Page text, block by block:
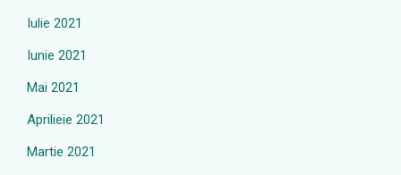
Iulie 2021
Iunie 2021
Mai 2021
Aprilieie 2021
Martie 2021